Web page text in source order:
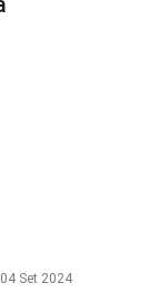
04 Set 2024